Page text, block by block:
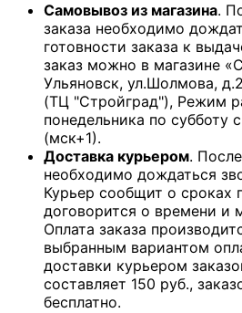
Самовывоз из магазина.
заказа необходимо
готовности заказа к
заказ можно в магазине
Ульяновск, ул.Шолмова,
(ТЦ "Стройград"), Режим
понедельника по субботу
(мск+1).
Доставка курьером.
необходимо дождаться
Курьер сообщит о сроках
договорится о времени и
Оплата заказа
выбранным вариантом
доставки курьером
составляет 150 руб.,
бесплатно.